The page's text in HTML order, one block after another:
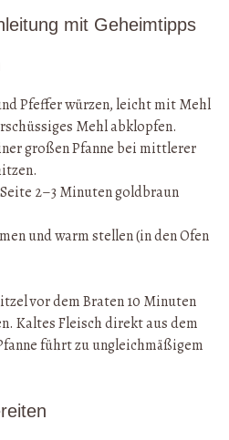
mit Geheimtipps
Pfeffer würzen, leicht mit Mehl
Mehl abklopfen.
großen Pfanne bei mittlerer
2–3 Minuten goldbraun
und warm stellen (in den Ofen
vor dem Braten 10 Minuten
Kaltes Fleisch direkt aus dem
führt zu ungleichmäßigem